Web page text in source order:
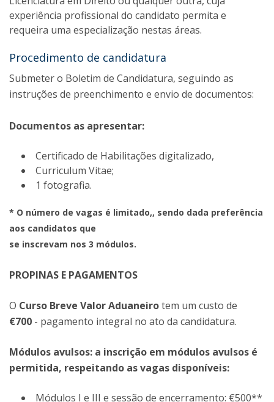
experiência profissional do candidato permita e
requeira uma especialização nestas áreas.
Procedimento de candidatura
Submeter o Boletim de Candidatura, seguindo as
instruções de preenchimento e envio de documentos:
Documentos as apresentar:
Certificado de Habilitações digitalizado,
Curriculum Vitae;
1 fotografia.
​* O número de vagas é limitado,, sendo dada preferência
aos candidatos que
se inscrevam nos 3 módulos.
PROPINAS E PAGAMENTOS
O Curso Breve Valor Aduaneirotem um custo de
€700 - pagamento integral no ato da candidatura.
Módulos avulsos: a inscrição em módulos avulsos é
permitida, respeitando as vagas disponíveis:
Módulos I e III e sessão de encerramento: €500**